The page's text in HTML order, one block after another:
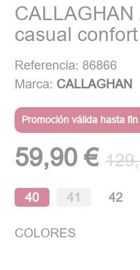
casual
Referencia: 86866
Marca: CALLAGHAN
Promoción válida hasta
59,90 €
40 41 42
COLORES